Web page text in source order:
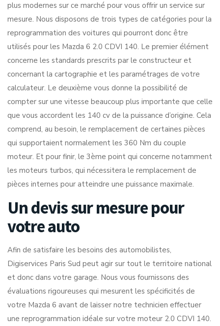
plus modernes sur ce marché pour vous offrir un service sur
mesure. Nous disposons de trois types de catégories pour la
reprogrammation des voitures qui pourront donc être
utilisés pour les Mazda 6 2.0 CDVI 140. Le premier élément
concerne les standards prescrits par le constructeur et
concernant la cartographie et les paramétrages de votre
calculateur. Le deuxième vous donne la possibilité de
compter sur une vitesse beaucoup plus importante que celle
que vous accordent les 140 cv de la puissance d’origine. Cela
comprend, au besoin, le remplacement de certaines pièces
qui supportaient normalement les 360 Nm du couple
moteur. Et pour finir, le 3ème point qui concerne notamment
les moteurs turbos, qui nécessitera le remplacement de
pièces internes pour atteindre une puissance maximale.
Un devis sur mesure pour
votre auto
Afin de satisfaire les besoins des automobilistes,
Digiservices Paris Sud peut agir sur tout le territoire national
et donc dans votre garage. Nous vous fournissons des
évaluations rigoureuses qui mesurent les spécificités de
votre Mazda 6 avant de laisser notre technicien effectuer
une reprogrammation idéale sur votre moteur 2.0 CDVI 140.